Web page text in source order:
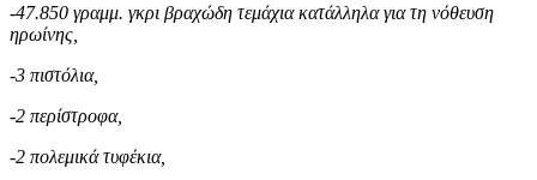
-47.850 γραμμ. γκρι βραχώδη τεμάχια κατάλληλα για τη νόθευση
ηρωίνης,
-3 πιστόλια,
-2 περίστροφα,
-2 πολεμικά τυφέκια,